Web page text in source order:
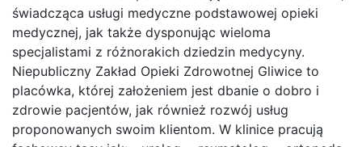
świadcząca usługi medyczne podstawowej opieki
medycznej, jak także dysponując wieloma
specjalistami z różnorakich dziedzin medycyny.
Niepubliczny Zakład Opieki Zdrowotnej Gliwice to
placówka, której założeniem jest dbanie o dobro i
zdrowie pacjentów, jak również rozwój usług
proponowanych swoim klientom. W klinice pracują